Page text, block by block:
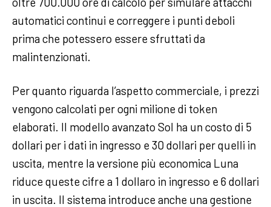
automatici continui e correggere i punti deboli
prima che potessero essere sfruttati da
malintenzionati.
Per quanto riguarda l’aspetto commerciale, i prezzi
vengono calcolati per ogni milione di token
elaborati. Il modello avanzato Sol ha un costo di 5
dollari per i dati in ingresso e 30 dollari per quelli in
uscita, mentre la versione più economica Luna
riduce queste cifre a 1 dollaro in ingresso e 6 dollari
in uscita. Il sistema introduce anche una gestione